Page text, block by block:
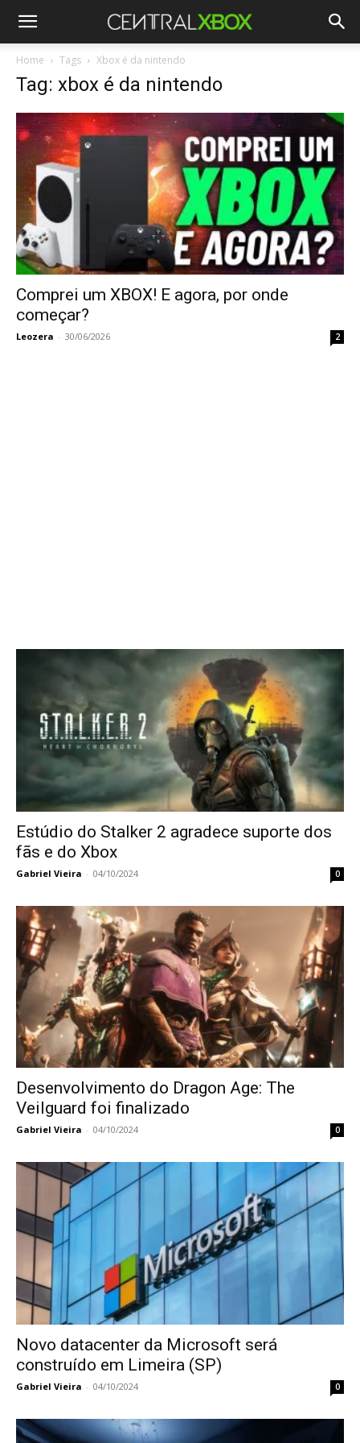
Home Tags Xbox é da nintendo
Tag: xbox é da nintendo
Comprei um XBOX! E agora, por onde
começar?
Leozera - 30/06/2026 2
Estúdio do Stalker 2 agradece suporte dos
fãs e do Xbox
Gabriel Vieira - 04/10/2024 0
Desenvolvimento do Dragon Age: The
Veilguard foi finalizado
Gabriel Vieira - 04/10/2024 0
Novo datacenter da Microsoft será
construído em Limeira (SP)
Gabriel Vieira - 04/10/2024 0